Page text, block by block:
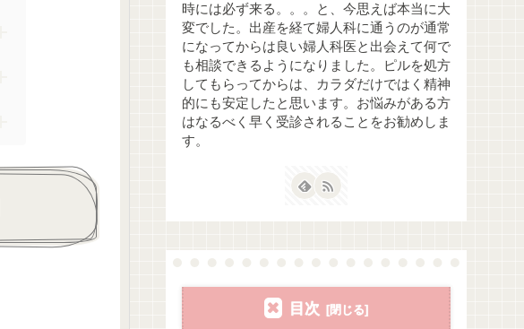
時には必ず来る。。。と、今思えば本当に大
変でした。出産を経て婦人科に通うのが通常
になってからは良い婦人科医と出会えて何で
も相談できるようになりました。ピルを処方
してもらってからは、カラダだけではく精神
的にも安定したと思います。お悩みがある方
はなるべく早く受診されることをお勧めしま
す。
目次